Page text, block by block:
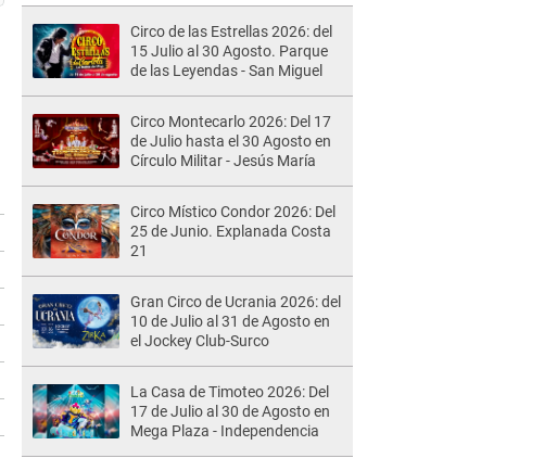
Circo de las Estrellas 2026: del
15 Julio al 30 Agosto. Parque
de las Leyendas - San Miguel
Circo Montecarlo 2026: Del 17
de Julio hasta el 30 Agosto en
Círculo Militar - Jesús María
Circo Místico Condor 2026: Del
25 de Junio. Explanada Costa
21
Gran Circo de Ucrania 2026: del
10 de Julio al 31 de Agosto en
el Jockey Club-Surco
La Casa de Timoteo 2026: Del
17 de Julio al 30 de Agosto en
Mega Plaza - Independencia